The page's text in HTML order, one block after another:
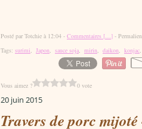
Posté par Totchie à 12:04 - Commentaires […] -
Tags: surimi, Japon, sauce soja, mirin, daikon, konjac,
Vous aimez ? 0 vote
20 juin 2015
Travers de porc